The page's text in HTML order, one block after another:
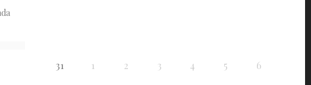
31 1 2 3 4 5 6